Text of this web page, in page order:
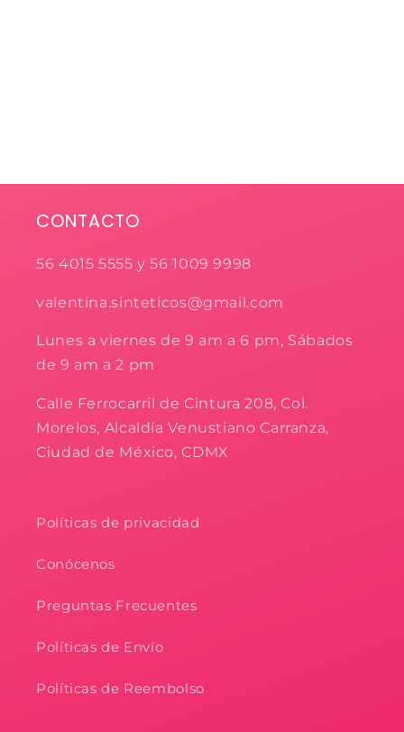
CONTACTO
56 4015 5555 y 56 1009 9998
valentina.sinteticos@gmail.com
Lunes a viernes de 9 am a 6 pm, Sábados
de 9 am a 2 pm
Calle Ferrocarril de Cintura 208, Col.
Morelos, Alcaldía Venustiano Carranza,
Ciudad de México, CDMX
Políticas de privacidad
Conócenos
Preguntas Frecuentes
Políticas de Envío
Políticas de Reembolso